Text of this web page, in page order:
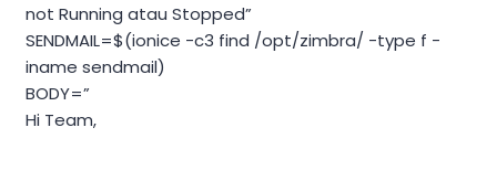
not Running atau Stopped”
SENDMAIL=$(ionice -c3 find /opt/zimbra/ -type f -
iname sendmail)
BODY=”
Hi Team,